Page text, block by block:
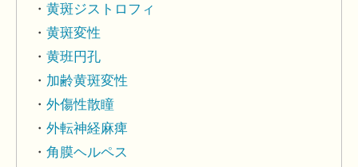
黄斑ジストロフィ
黄斑変性
黄班円孔
加齢黄斑変性
外傷性散瞳
外転神経麻痺
角膜ヘルペス